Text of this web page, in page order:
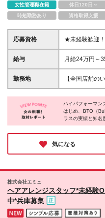
女性管理職在籍
休日120日～
時短勤務あり
資格取得支援
応募資格
★未経験歓迎
新卒から社会
ターブランクのある方も
販売、営業な
用形態は一切不問です！）
□コミュニケー
じりやデジタ
験を積みたい
したい □普通
給与
月給24万円～
＋各種手当＋
分／16,439円
＋一律支給の
与 ※上記は固
24,658円）を
ル・前職給与
食事補助（1万
し、提携の利
勤務地
【全国店舗の
を考慮し決定
既存のデジタ
遠方から来ら
は会社がご用意いたしま
道／岩手県／宮城県／福島
川県／埼玉県／
陸・東海＞ 新
／長野県／静岡県／
葉原駅」より
ハイパフォーマン
はじめ、BTO（
ラスの実績と知名
は、残業が月10h
く、“PCがある限
できます。ライフ
を据えて働き続け
気になる
株式会社エミュ
ヘアアレンジスタッフ*未経験
中*兵庫募集